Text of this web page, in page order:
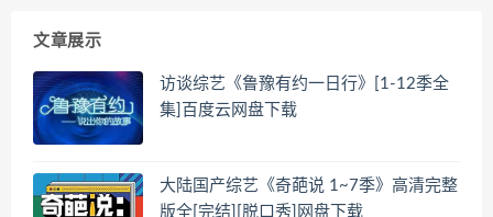
文章展示
访谈综艺《鲁豫有约一日行》[1-12季全
集]百度云网盘下载
大陆国产综艺《奇葩说 1~7季》高清完整
版全[完结][脱口秀]网盘下载